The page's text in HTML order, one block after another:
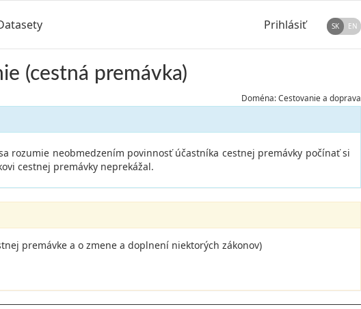
Prihlásiť SK EN
(cestná premávka)
Doména: Cestovanie a doprava
rozumie neobmedzením povinnosť účastníka cestnej premávky počínať si
cestnej premávky neprekážal.
premávke a o zmene a doplnení niektorých zákonov)